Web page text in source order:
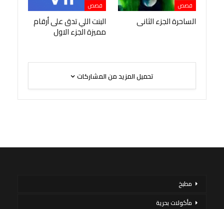
قصص
الساحرة الجزء الثانى
قصص
البنت اللي تدق على أرقام
مميزة الجزء الاول
تحميل المزيد من المشاركات
مطبخ
مأكولات بحرية